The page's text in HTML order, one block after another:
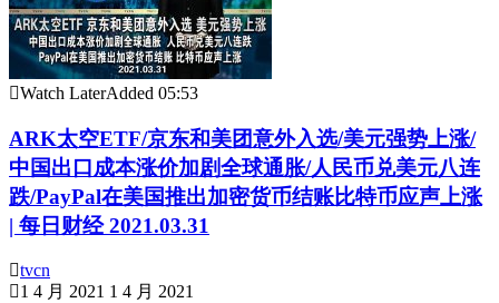
Watch LaterAdded 05:53
ARK太空ETF/京东和美团意外入选/美元强势上涨/
中国出口成本涨价加剧全球通胀/人民币兑美元八连
跌/PayPal在美国推出加密货币结账比特币应声上涨
| 每日财经 2021.03.31
tvcn
1 4 月 2021 1 4 月 2021